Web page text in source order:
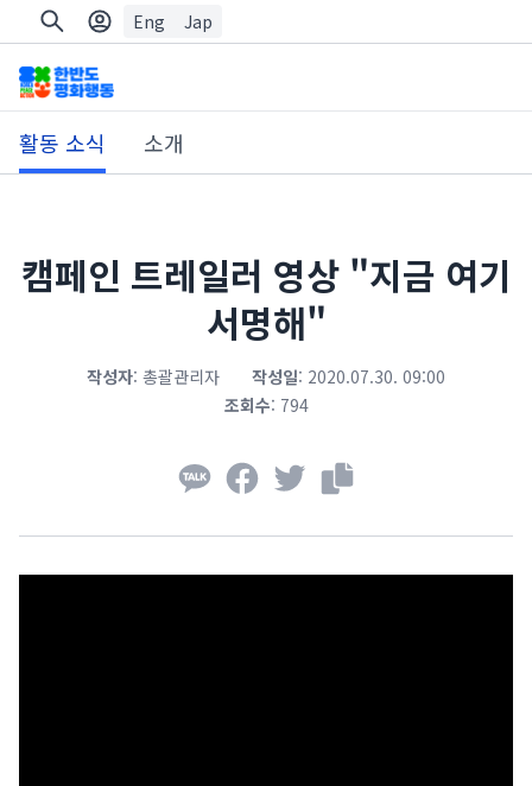
Eng Jap
활동 소식 소개
캠페인 트레일러 영상 "지금 여기
서명해"
작성자: 총괄관리자 작성일: 2020.07.30. 09:00
조회수: 794